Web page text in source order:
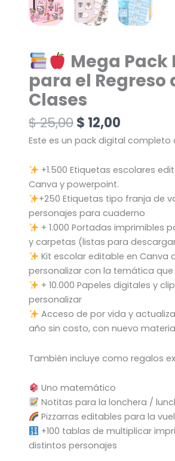
Mega Pack
para el Regreso
Clases
$25,00$ 12,00
Este es un pack digital completo
+1.500 Etiquetas escolares
Canva y powerpoint.
+250 Etiquetas tipo franja de
personajes para cuaderno
+ 1.000 Portadas imprimibles
y carpetas (listas para
Kit escolar editable en Canva
personalizar con la temática que
+ 10.000 Papeles digitales y
personalizar
Acceso de por vida y
año sin costo, con nuevo
También incluye como regalos
Uno matemático
Notitas para la lonchera /
Pizzarras editables para la
+100 tablas de multiplicar
distintos personajes